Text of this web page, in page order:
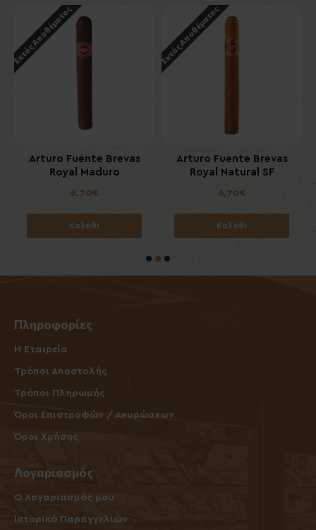
Εκτός Αποθέματος
Arturo Fuente Brevas
Royal Maduro
6,70€
Καλάθι
Εκτός Αποθέματος
Arturo Fuente Brevas
Royal Natural SF
6,70€
Καλάθι
Πληροφορίες
Η Εταιρεία
Τρόποι Αποστολής
Τρόποι Πληρωμής
Όροι Επιστροφών / Ακυρώσεων
Όροι Χρήσης
Λογαριασμός
O Λογαριασμός μου
Ιστορικό Παραγγελιών